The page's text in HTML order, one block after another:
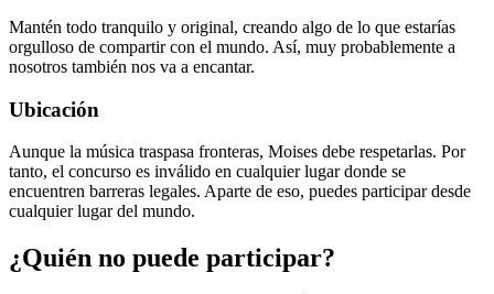
Mantén todo tranquilo y original, creando algo de lo que estarías
orgulloso de compartir con el mundo. Así, muy probablemente a
nosotros también nos va a encantar.
Ubicación
Aunque la música traspasa fronteras, Moises debe respetarlas. Por
tanto, el concurso es inválido en cualquier lugar donde se
encuentren barreras legales. Aparte de eso, puedes participar desde
cualquier lugar del mundo.
¿Quién no puede participar?